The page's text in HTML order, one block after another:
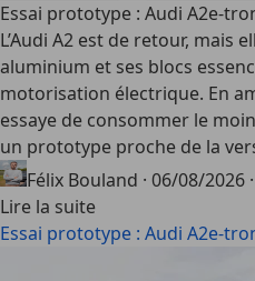
Essai prototype : Audi A2e-
L’Audi A2 est de retour, mais
aluminium et ses blocs
motorisation électrique. En
essaye de consommer le
un prototype proche de la
Félix Bouland · 06/08/2026 ·
Lire la suite
Essai prototype : Audi A2e-